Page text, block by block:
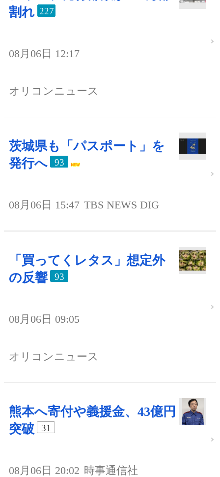
割れ 227
08月06日 12:17
オリコンニュース
茨城県も「パスポート」を
発行へ
93
08月06日 15:47 TBS NEWS DIG
「買ってくレタス」想定外
の反響
93
08月06日 09:05
オリコンニュース
熊本へ寄付や義援金、43億円
突破
31
08月06日 20:02 時事通信社